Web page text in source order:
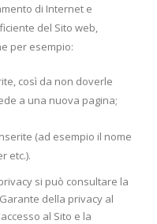
di Internet e
del Sito web,
per esempio:
così da non doverle
a una nuova pagina;
(ad esempio il nome
etc.).
si può consultare la
della privacy al
al Sito e la